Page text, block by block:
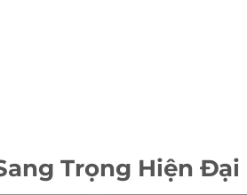
Trọng Hiện Đại